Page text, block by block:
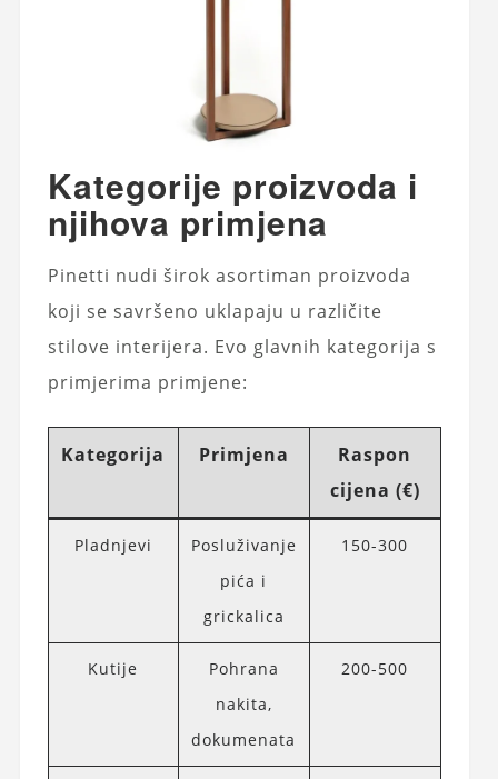
Kategorije proizvoda i
njihova primjena
Pinetti nudi širok asortiman proizvoda
koji se savršeno uklapaju u različite
stilove interijera. Evo glavnih kategorija s
primjerima primjene:
Kategorija Primjena
Raspon
cijena (€)
Pladnjevi
Posluživanje
pića i
grickalica
150-300
Kutije
Pohrana
nakita,
dokumenata
200-500